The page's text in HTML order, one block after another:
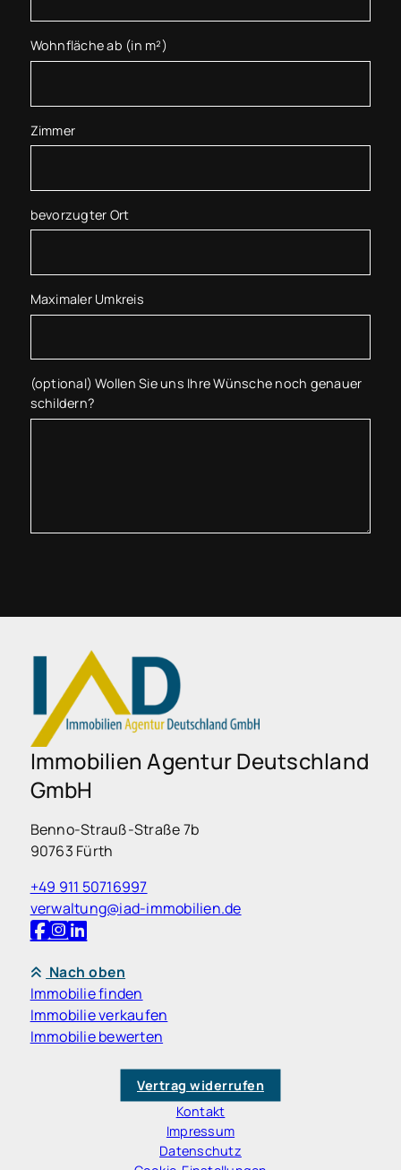
Wohnfläche ab (in m²)
Zimmer
bevorzugter Ort
Maximaler Umkreis
(optional) Wollen Sie uns Ihre Wünsche noch genauer
schildern?
Immobilien Agentur Deutschland
GmbH
Benno-Strauß-Straße 7b
90763 Fürth
+49 911 50716997
verwaltung@iad-immobilien.de
Nach oben
Immobilie finden
Immobilie verkaufen
Immobilie bewerten
Vertrag widerrufen
Kontakt
Impressum
Datenschutz